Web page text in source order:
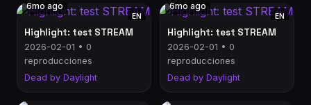
6mo ago
EN
Highlight: test STREAM
2026-02-01 • 0
reproducciones
Dead by Daylight
6mo ago
EN
Highlight: test STREAM
2026-02-01 • 0
reproducciones
Dead by Daylight